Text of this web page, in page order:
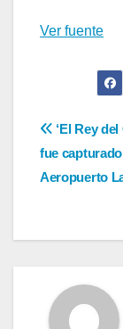
Ver fuente
de
‘El Rey del
fue
Aeropuerto